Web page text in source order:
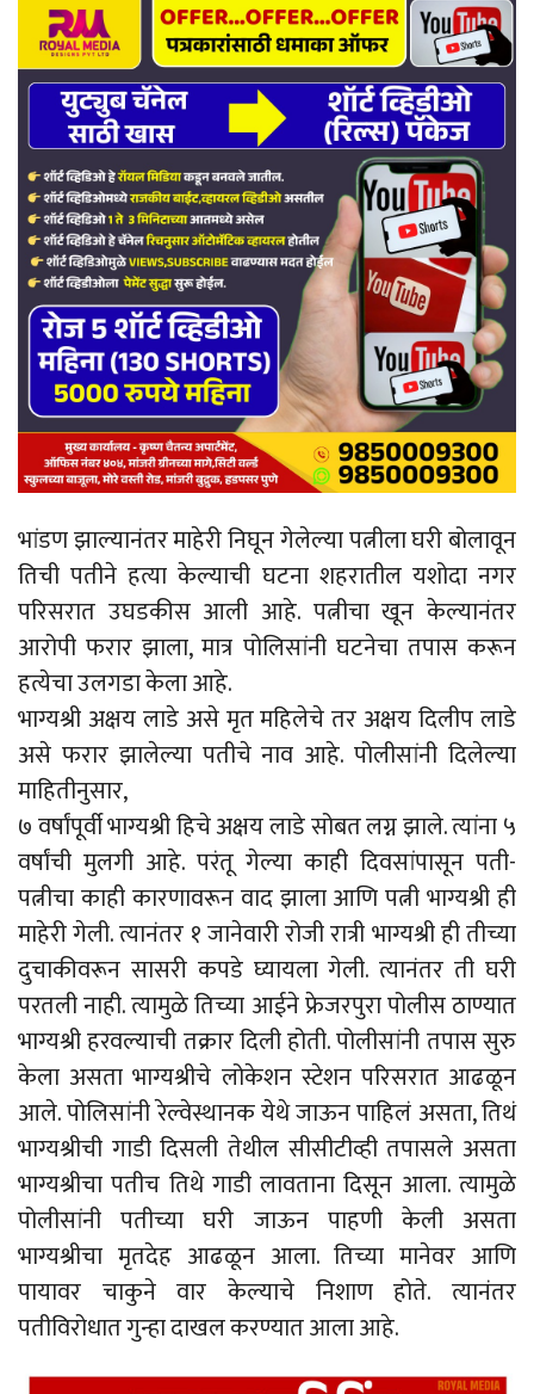
भांडण झाल्यानंतर माहेरी निघून गेलेल्या पत्नीला घरी बोलावून
तिची पतीने हत्या केल्याची घटना शहरातील यशोदा नगर
परिसरात उघडकीस आली आहे. पत्नीचा खून केल्यानंतर
आरोपी फरार झाला, मात्र पोलिसांनी घटनेचा तपास करून
हत्येचा उलगडा केला आहे.
भाग्यश्री अक्षय लाडे असे मृत महिलेचे तर अक्षय दिलीप लाडे
असे फरार झालेल्या पतीचे नाव आहे. पोलीसांनी दिलेल्या
माहितीनुसार,
७ वर्षांपूर्वी भाग्यश्री हिचे अक्षय लाडे सोबत लग्न झाले. त्यांना ५
वर्षांची मुलगी आहे. परंतू गेल्या काही दिवसांपासून पती-
पत्नीचा काही कारणावरून वाद झाला आणि पत्नी भाग्यश्री ही
माहेरी गेली. त्यानंतर १ जानेवारी रोजी रात्री भाग्यश्री ही तीच्या
दुचाकीवरून सासरी कपडे घ्यायला गेली. त्यानंतर ती घरी
परतली नाही. त्यामुळे तिच्या आईने फ्रेजरपुरा पोलीस ठाण्यात
भाग्यश्री हरवल्याची तक्रार दिली होती. पोलीसांनी तपास सुरु
केला असता भाग्यश्रीचे लोकेशन स्टेशन परिसरात आढळून
आले. पोलिसांनी रेल्वेस्थानक येथे जाऊन पाहिलं असता, तिथं
भाग्यश्रीची गाडी दिसली तेथील सीसीटीव्ही तपासले असता
भाग्यश्रीचा पतीच तिथे गाडी लावताना दिसून आला. त्यामुळे
पोलीसांनी पतीच्या घरी जाऊन पाहणी केली असता
भाग्यश्रीचा मृतदेह आढळून आला. तिच्या मानेवर आणि
पायावर चाकुने वार केल्याचे निशाण होते. त्यानंतर
पतीविरोधात गुन्हा दाखल करण्यात आला आहे.